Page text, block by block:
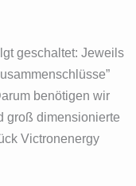
geschaltet: Jeweils
benötigen wir
groß dimensionierte
Victronenergy